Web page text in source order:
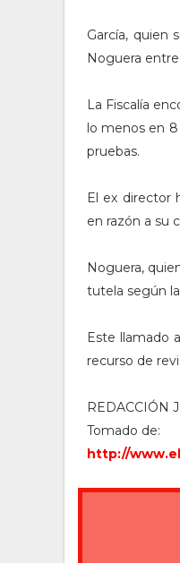
García, quien
Noguera
La Fiscalía
lo menos en
pruebas.
El ex director
en razón a su
Noguera,
tutela según
Este llamado
recurso de
REDACCIÓN
Tomado de:
http://